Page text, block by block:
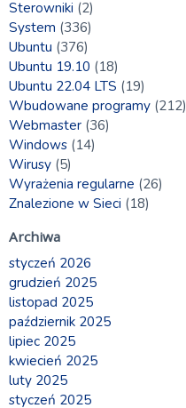
Sterowniki (2)
System (336)
Ubuntu (376)
Ubuntu 19.10 (18)
Ubuntu 22.04 LTS (19)
Wbudowane programy (212)
Webmaster (36)
Windows (14)
Wirusy (5)
Wyrażenia regularne (26)
Znalezione w Sieci (18)
Archiwa
styczeń 2026
grudzień 2025
listopad 2025
październik 2025
lipiec 2025
kwiecień 2025
luty 2025
styczeń 2025